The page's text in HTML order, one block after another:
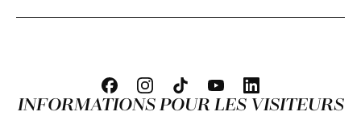
INFORMATIONS POUR LES VISITEURS